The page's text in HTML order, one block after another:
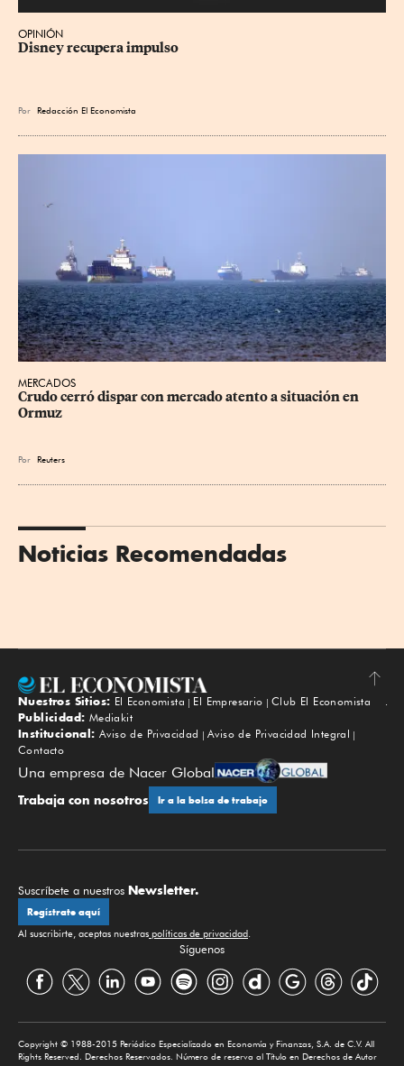
OPINIÓN
Disney recupera impulso
Por Redacción El Economista
MERCADOS
Crudo cerró dispar con mercado atento a situación en
Ormuz
Por Reuters
Noticias Recomendadas
Subir
Nuestros Sitios: El Economista El Empresario
Club El Economista
Publicidad: Mediakit
Institucional: Aviso de Privacidad
Aviso de Privacidad Integral
Contacto
Una empresa de Nacer Global
Trabaja con nosotros Ir a la bolsa de trabajo
Suscríbete a nuestros Newsletter.
Regístrate aquí
Al suscribirte, aceptas nuestras políticas de privacidad.
Síguenos
Copyright © 1988-2015 Periódico Especializado en Economía y Finanzas, S.A. de C.V. All
Rights Reserved. Derechos Reservados. Número de reserva al Título en Derechos de Autor